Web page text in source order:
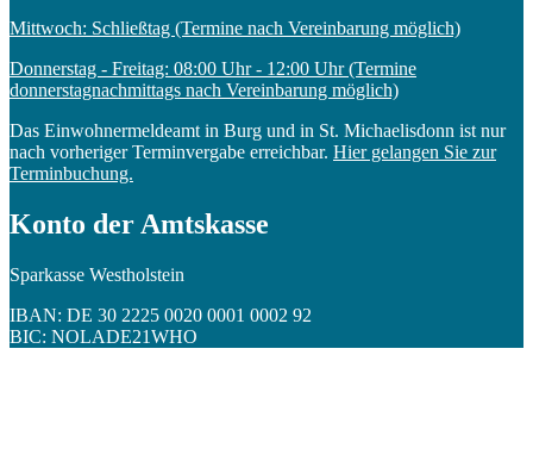
Mittwoch: Schließtag (Termine nach Vereinbarung möglich)
Donnerstag - Freitag: 08:00 Uhr - 12:00 Uhr (Termine
donnerstagnachmittags nach Vereinbarung möglich)
Das Einwohnermeldeamt in Burg und in St. Michaelisdonn ist nur
nach vorheriger Terminvergabe erreichbar. Hier gelangen Sie zur
Terminbuchung.
Konto der Amtskasse
Sparkasse Westholstein
IBAN: DE 30 2225 0020 0001 0002 92
BIC: NOLADE21WHO